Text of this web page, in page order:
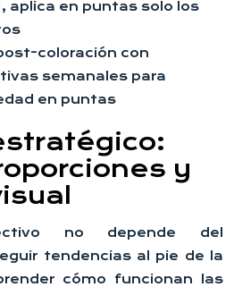
aplica en puntas solo los
coloración con
semanales para
en puntas
y
no depende del
tendencias al pie de la
cómo funcionan las